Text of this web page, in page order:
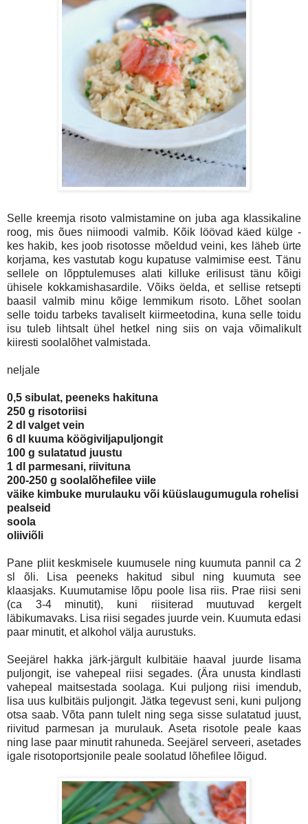
Selle kreemja risoto valmistamine on juba aga klassikaline
roog, mis õues niimoodi valmib. Kõik löövad käed külge -
kes hakib, kes joob risotosse mõeldud veini, kes läheb ürte
korjama, kes vastutab kogu kupatuse valmimise eest. Tänu
sellele on lõpptulemuses alati killuke erilisust tänu kõigi
ühisele kokkamishasardile. Võiks öelda, et sellise retsepti
baasil valmib minu kõige lemmikum risoto. Lõhet soolan
selle toidu tarbeks tavaliselt kiirmeetodina, kuna selle toidu
isu tuleb lihtsalt ühel hetkel ning siis on vaja võimalikult
kiiresti soolalõhet valmistada.
neljale
0,5 sibulat, peeneks hakituna
250 g risotoriisi
2 dl valget vein
6 dl kuuma köögiviljapuljongit
100 g sulatatud juustu
1 dl parmesani, riivituna
200-250 g soolalõhefilee viile
väike kimbuke murulauku või küüslaugumugula rohelisi
pealseid
soola
oliiviõli
Pane pliit keskmisele kuumusele ning kuumuta pannil ca 2
sl õli. Lisa peeneks hakitud sibul ning kuumuta see
klaasjaks. Kuumutamise lõpu poole lisa riis. Prae riisi seni
(ca 3-4 minutit), kuni riisiterad muutuvad kergelt
läbikumavaks. Lisa riisi segades juurde vein. Kuumuta edasi
paar minutit, et alkohol välja aurustuks.
Seejärel hakka järk-järgult kulbitäie haaval juurde lisama
puljongit, ise vahepeal riisi segades. (Ära unusta kindlasti
vahepeal maitsestada soolaga. Kui puljong riisi imendub,
lisa uus kulbitäis puljongit. Jätka tegevust seni, kuni puljong
otsa saab. Võta pann tulelt ning sega sisse sulatatud juust,
riivitud parmesan ja murulauk. Aseta risotole peale kaas
ning lase paar minutit rahuneda. Seejärel serveeri, asetades
igale risotoportsjonile peale soolatud lõhefilee lõigud.